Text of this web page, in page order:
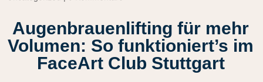
Augenbrauenlifting für mehr
Volumen: So funktioniert’s im
FaceArt Club Stuttgart